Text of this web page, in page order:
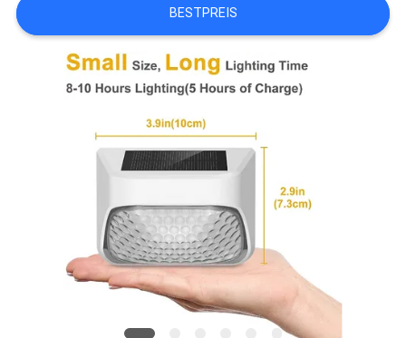
EIN
ANGEBOT
SITEMAP
DATENSCHUTZRICHTLINIE
BESTPREIS